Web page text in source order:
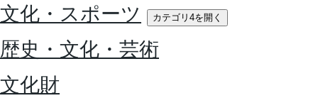
文化・スポーツ
カテゴリ4を開く
歴史・文化・芸術
文化財